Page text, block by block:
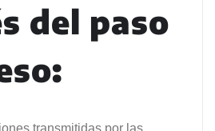
del paso
transmitidas por las